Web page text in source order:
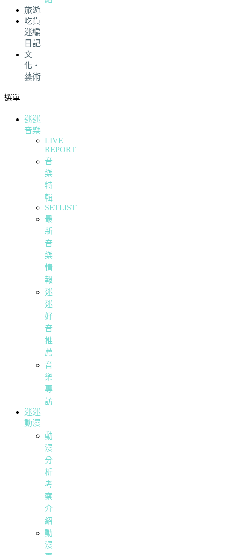
旅遊
吃貨
迷編
日記
文
化・
藝術
選單
迷迷
音樂
LIVE
REPORT
音
樂
特
輯
SETLIST
最
新
音
樂
情
報
迷
迷
好
音
推
薦
音
樂
專
訪
迷迷
動漫
動
漫
分
析
考
察
介
紹
動
漫